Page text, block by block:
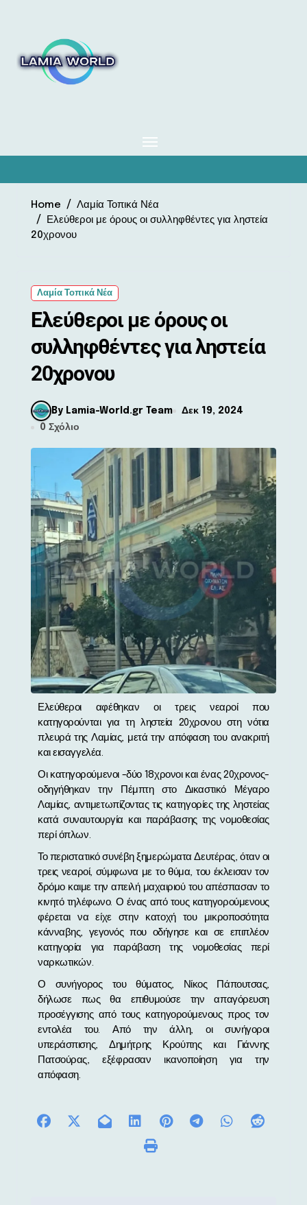
Home
Λαμία Τοπικά Νέα
Ελεύθεροι με όρους οι συλληφθέντες για ληστεία
20χρονου
Λαμία Τοπικά Νέα
Ελεύθεροι με όρους οι
συλληφθέντες για ληστεία
20χρονου
By Lamia-World.gr Team
Δεκ 19, 2024
0 Σχόλιο
Ελεύθεροι αφέθηκαν οι τρεις νεαροί που
κατηγορούνται για τη ληστεία 20χρονου στη νότια
πλευρά της Λαμίας, μετά την απόφαση του ανακριτή
και εισαγγελέα.
Οι κατηγορούμενοι -δύο 18χρονοι και ένας 20χρονος-
οδηγήθηκαν την Πέμπτη στο Δικαστικό Μέγαρο
Λαμίας, αντιμετωπίζοντας τις κατηγορίες της ληστείας
κατά συναυτουργία και παράβασης της νομοθεσίας
περί όπλων.
Το περιστατικό συνέβη ξημερώματα Δευτέρας, όταν οι
τρεις νεαροί, σύμφωνα με το θύμα, του έκλεισαν τον
δρόμο καιμε την απειλή μαχαιριού του απέσπασαν το
κινητό τηλέφωνο. Ο ένας από τους κατηγορούμενους
φέρεται να είχε στην κατοχή του μικροποσότητα
κάνναβης, γεγονός που οδήγησε και σε επιπλέον
κατηγορία για παράβαση της νομοθεσίας περί
ναρκωτικών.
Ο συνήγορος του θύματος, Νίκος Πάπουτσας,
δήλωσε πως θα επιθυμούσε την απαγόρευση
προσέγγισης από τους κατηγορούμενους προς τον
εντολέα του. Από την άλλη, οι συνήγοροι
υπεράσπισης, Δημήτρης Κρούπης και Γιάννης
Πατσούρας, εξέφρασαν ικανοποίηση για την
απόφαση.